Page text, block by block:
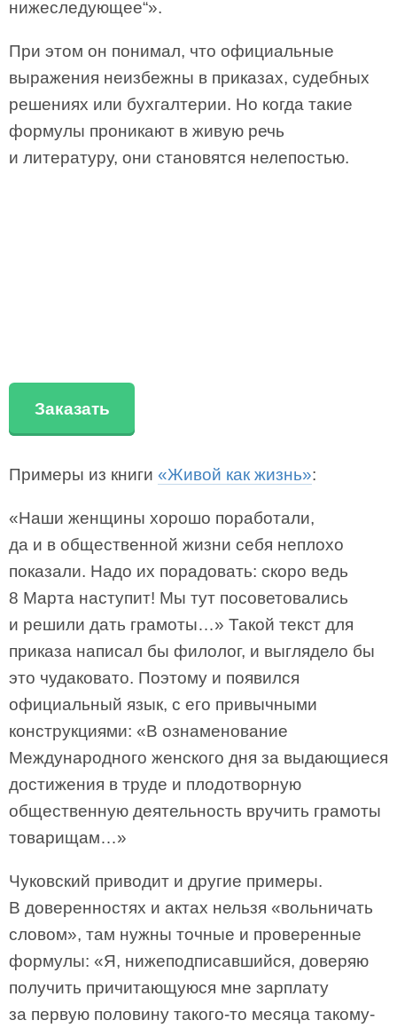
нижеследующее“».
При этом он понимал, что официальные
выражения неизбежны в приказах, судебных
решениях или бухгалтерии. Но когда такие
формулы проникают в живую речь
и литературу, они становятся нелепостью.
Заказать
Примеры из книги «Живой как жизнь»:
«Наши женщины хорошо поработали,
да и в общественной жизни себя неплохо
показали. Надо их порадовать: скоро ведь
8 Марта наступит! Мы тут посоветовались
и решили дать грамоты…» Такой текст для
приказа написал бы филолог, и выглядело бы
это чудаковато. Поэтому и появился
официальный язык, с его привычными
конструкциями: «В ознаменование
Международного женского дня за выдающиеся
достижения в труде и плодотворную
общественную деятельность вручить грамоты
товарищам…»
Чуковский приводит и другие примеры.
В доверенностях и актах нельзя «вольничать
словом», там нужны точные и проверенные
формулы: «Я, нижеподписавшийся, доверяю
получить причитающуюся мне зарплату
за первую половину такого-то месяца такому-